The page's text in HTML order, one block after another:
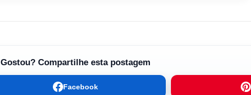
Gostou? Compartilhe esta postagem
Facebook